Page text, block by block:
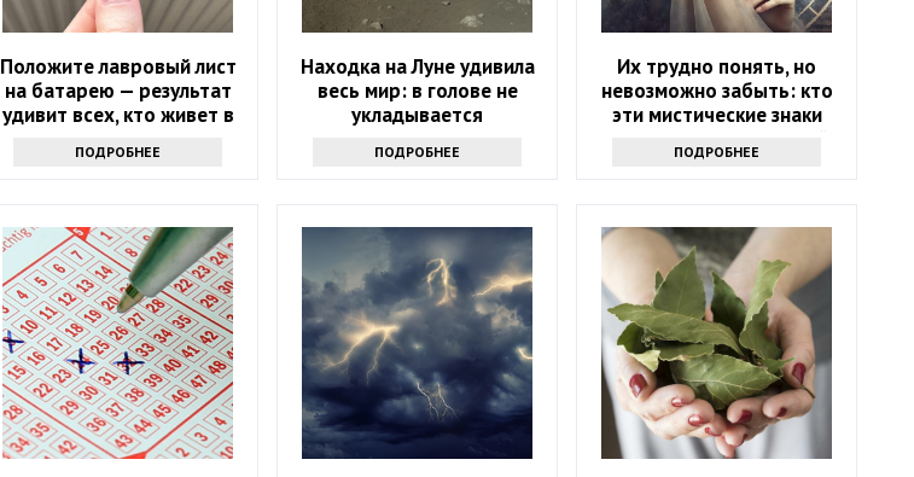
Положите лавровый лист
на батарею — результат
удивит всех, кто живет в
ПОДРОБНЕЕ
Находка на Луне удивила
весь мир: в голове не
укладывается
ПОДРОБНЕЕ
Их трудно понять, но
невозможно забыть: кто
эти мистические знаки
зодиака — хранители тайн
ПОДРОБНЕЕ